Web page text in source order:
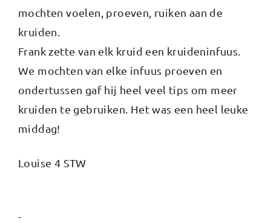
mochten voelen, proeven, ruiken aan de
kruiden.
Frank zette van elk kruid een kruideninfuus.
We mochten van elke infuus proeven en
ondertussen gaf hij heel veel tips om meer
kruiden te gebruiken. Het was een heel leuke
middag!
Louise 4 STW